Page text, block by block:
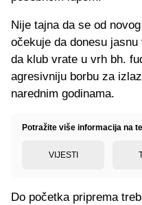
Nije tajna da se od
očekuje da donesu
da klub vrate u vrh bh.
agresivniju borbu za
narednim godinama.
Potražite više informacija na
VIJESTI
Do početka priprema